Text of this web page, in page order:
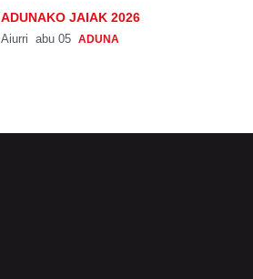
ADUNAKO JAIAK 2026
Aiurri abu 05 ADUNA